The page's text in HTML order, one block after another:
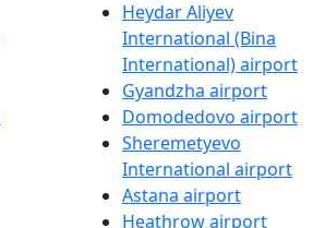
Heydar Aliyev
International (Bina
International) airport
Gyandzha airport
Domodedovo airport
Sheremetyevo
International airport
Astana airport
Heathrow airport